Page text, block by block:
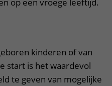
kinderen of van
start is het waardevol
te geven van mogelijke